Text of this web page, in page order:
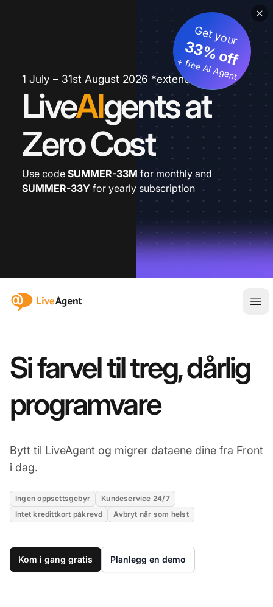
1 July – 31st August 2026 *extended
LiveAIgents at
Zero Cost
Get your
33% off
+ free AI Agent
Use code SUMMER-33M for monthly and
SUMMER-33Y for yearly subscription
:site.title
Si farvel til treg, dårlig
programvare
Bytt til LiveAgent og migrer dataene dine fra Front
i dag.
Ingen oppsettsgebyr
Kundeservice 24/7
Intet kredittkort påkrevd
Avbryt når som helst
Kom i gang gratis Planlegg en demo